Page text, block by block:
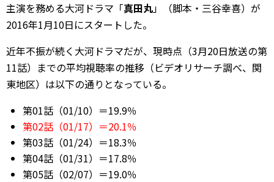
主演を務める大河ドラマ「真田丸」（脚本・三谷幸喜）が
2016年1月10日にスタートした。
近年不振が続く大河ドラマだが、現時点（3月20日放送の第
11話）までの平均視聴率の推移（ビデオリサーチ調べ、関
東地区）は以下の通りとなっている。
第01話（01/10）＝19.9％
第02話（01/17）＝20.1％
第03話（01/24）＝18.3％
第04話（01/31）＝17.8％
第05話（02/07）＝19.0％